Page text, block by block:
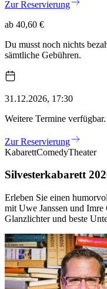
Zur Reservierung
ab 40,60 €
Du musst noch nichts
sämtliche Gebühren.
31.12.2026, 17:30
Weitere Termine verfügbar.
Zur Reservierung
KabarettComedyTheater
Silvesterkabarett
Erleben Sie einen
mit Uwe Janssen und
Glanzlichter und beste